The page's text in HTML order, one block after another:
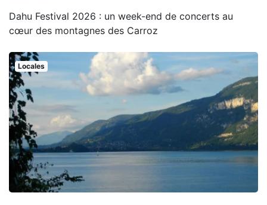
Dahu Festival 2026 : un week-end de concerts au
cœur des montagnes des Carroz
Locales